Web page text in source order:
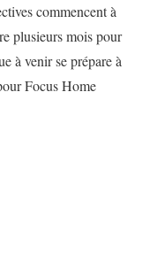
commencent à
plusieurs mois pour
à venir se prépare à
Focus Home